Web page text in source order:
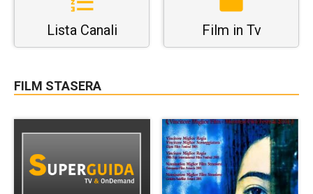
Lista Canali Film in Tv
FILM STASERA